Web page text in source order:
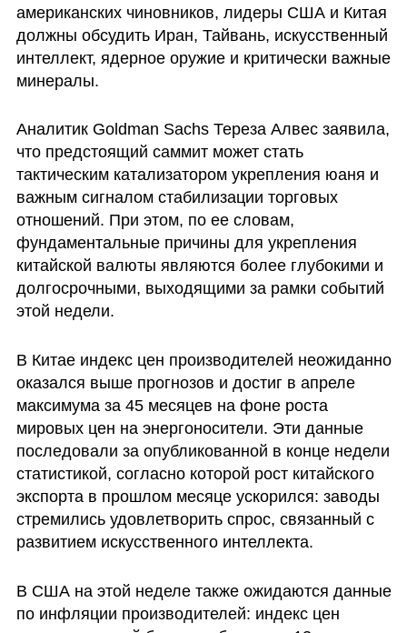
американских чиновников, лидеры США и Китая
должны обсудить Иран, Тайвань, искусственный
интеллект, ядерное оружие и критически важные
минералы.
Аналитик Goldman Sachs Тереза Алвес заявила,
что предстоящий саммит может стать
тактическим катализатором укрепления юаня и
важным сигналом стабилизации торговых
отношений. При этом, по ее словам,
фундаментальные причины для укрепления
китайской валюты являются более глубокими и
долгосрочными, выходящими за рамки событий
этой недели.
В Китае индекс цен производителей неожиданно
оказался выше прогнозов и достиг в апреле
максимума за 45 месяцев на фоне роста
мировых цен на энергоносители. Эти данные
последовали за опубликованной в конце недели
статистикой, согласно которой рост китайского
экспорта в прошлом месяце ускорился: заводы
стремились удовлетворить спрос, связанный с
развитием искусственного интеллекта.
В США на этой неделе также ожидаются данные
по инфляции производителей: индекс цен